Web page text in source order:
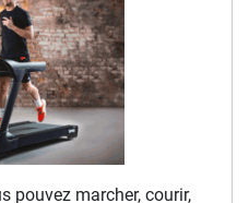
pouvez marcher, courir,